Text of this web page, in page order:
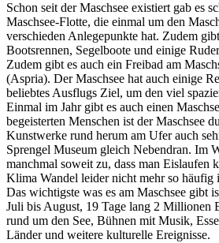
Schon seit der Maschsee existiert gab es
Maschsee-Flotte, die einmal um den
verschieden Anlegepunkte hat. Zudem
Bootsrennen, Segelboote und einige
Zudem gibt es auch ein Freibad am
(Aspria). Der Maschsee hat auch einige
beliebtes Ausflugs Ziel, um den viel
Einmal im Jahr gibt es auch einen
begeisterten Menschen ist der Maschsee
Kunstwerke rund herum am Ufer auch
Sprengel Museum gleich Nebendran. Im
manchmal soweit zu, dass man Eislaufen
Klima Wandel leider nicht mehr so häufig
Das wichtigste was es am Maschsee gibt
Juli bis August, 19 Tage lang 2 Millionen
rund um den See, Bühnen mit Musik,
Länder und weitere kulturelle Ereignisse.